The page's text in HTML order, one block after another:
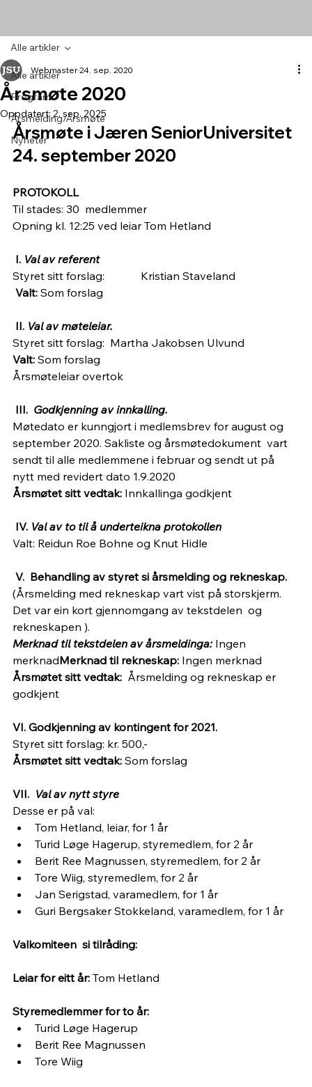
Alle artikler
Program
Årsmelding/Årsmøte
Nyheter
Alle artikler
Årsmøte 2020
Webmaster24. sep. 2020
Oppdatert: 2. sep. 2025
Årsmøte i Jæren SeniorUniversitet
24. september 2020
PROTOKOLL
Til stades: 30  medlemmer
Opning kl. 12:25 ved leiar Tom Hetland
I. Val av referent
Styret sitt forslag:             Kristian Staveland
Valt: Som forslag
II. Val av møteleiar.
Styret sitt forslag:  Martha Jakobsen Ulvund
Valt: Som forslag
Årsmøteleiar overtok
III. Godkjenning av innkalling.
Møtedato er kunngjort i medlemsbrev for august og
september 2020. Sakliste og årsmøtedokument  vart
sendt til alle medlemmene i februar og sendt ut på
nytt med revidert dato 1.9.2020
Årsmøtet sitt vedtak: Innkallinga godkjent
IV. Val av to til å underteikna protokollen
Valt: Reidun Roe Bohne og Knut Hidle
V.  Behandling av styret si årsmelding og rekneskap.
(Årsmelding med rekneskap vart vist på storskjerm.
Det var ein kort gjennomgang av tekstdelen  og
rekneskapen ).
Merknad til tekstdelen av årsmeldinga: Ingen
merknadMerknad til rekneskap: Ingen merknad
Årsmøtet sitt vedtak: Årsmelding og rekneskap er
godkjent
VI. Godkjenning av kontingent for 2021.
Styret sitt forslag: kr. 500,-
Årsmøtet sitt vedtak: Som forslag
VII. Val av nytt styre
Desse er på val:
Tom Hetland, leiar, for 1 år
Turid Løge Hagerup, styremedlem, for 2 år
Berit Ree Magnussen, styremedlem, for 2 år
Tore Wiig, styremedlem, for 2 år
Jan Serigstad, varamedlem, for 1 år
Guri Bergsaker Stokkeland, varamedlem, for 1 år
Valkomiteen  si tilråding:
Leiar for eitt år: Tom Hetland
Styremedlemmer for to år:
Turid Løge Hagerup
Berit Ree Magnussen
Tore Wiig